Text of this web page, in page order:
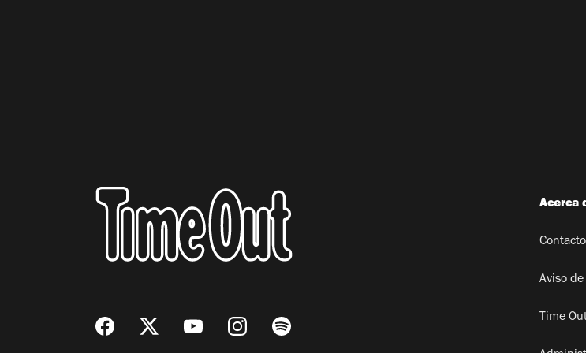
Acerca
Contacto
Aviso
Time